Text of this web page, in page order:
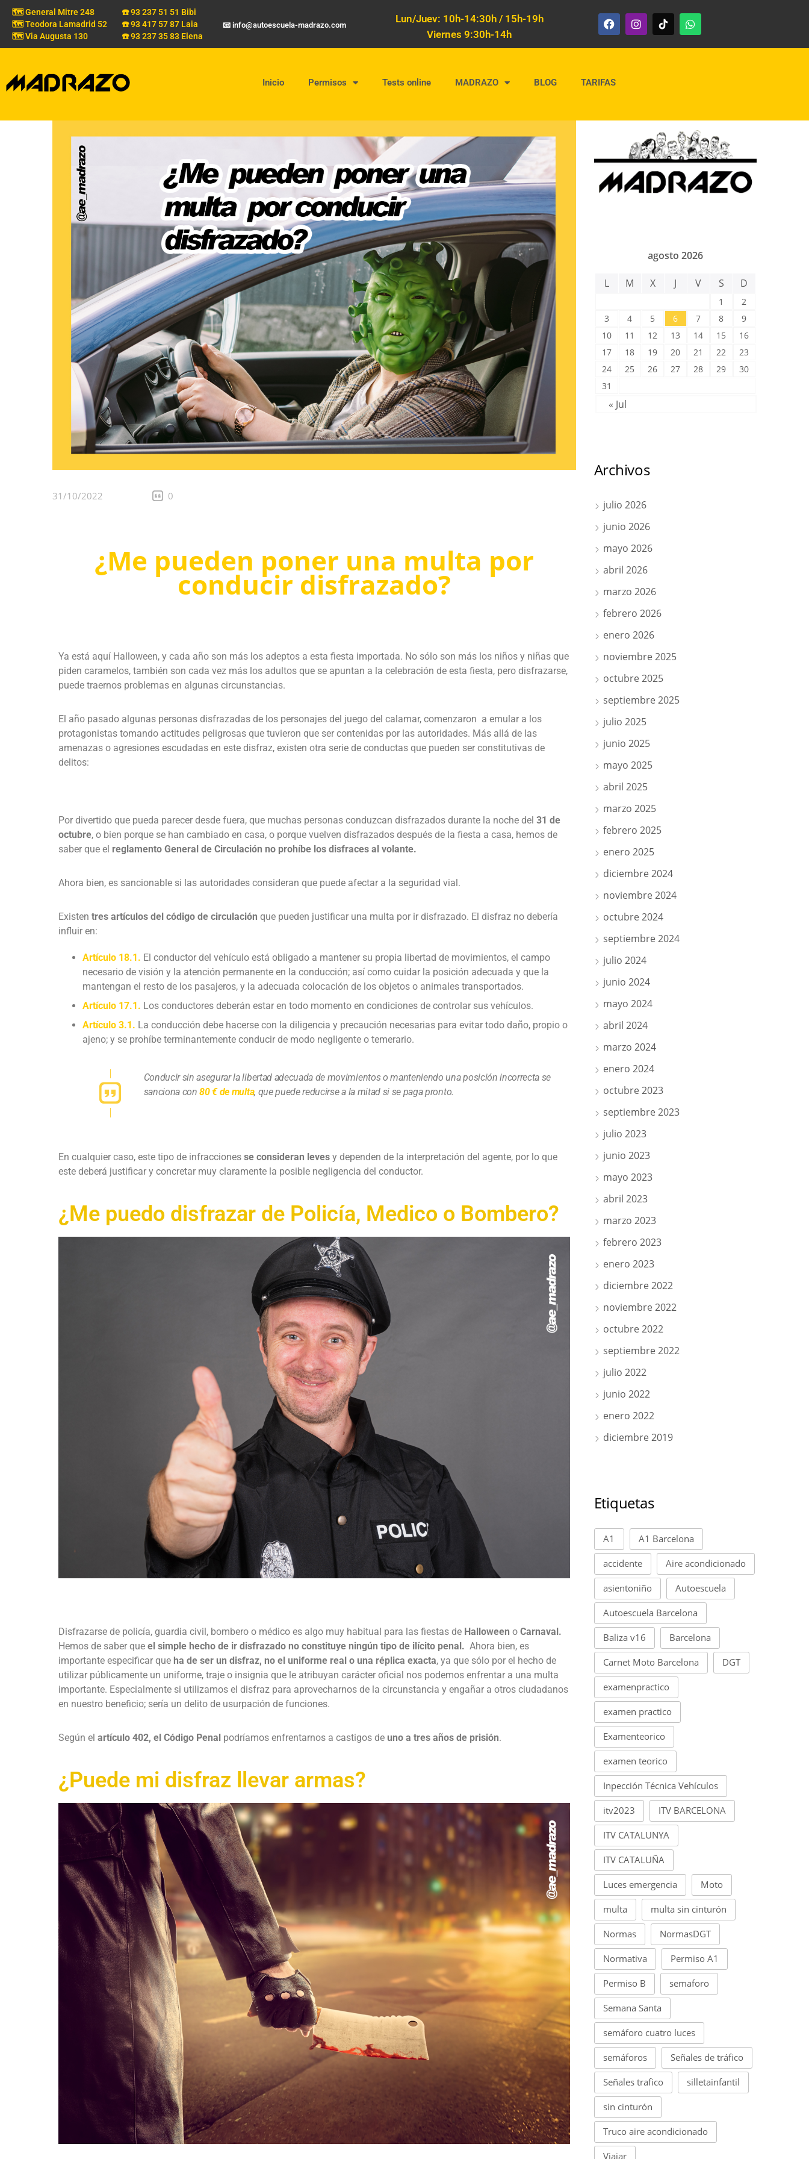
🗺️ General Mitre 248
🗺️ Teodora Lamadrid 52
🗺️ Via Augusta 130
☎️ 93 237 51 51 Bibi
☎️ 93 417 57 87 Laia
☎️ 93 237 35 83 Elena
📧 info@autoescuela-madrazo.com
Lun/Juev: 10h-14:30h / 15h-19h
Viernes 9:30h-14h
Inicio Permisos Tests online MADRAZO BLOG TARIFAS
31/10/2022 0
¿Me pueden poner una multa por
conducir disfrazado?
Ya está aquí Halloween, y cada año son más los adeptos a esta fiesta importada. No sólo son más los niños y niñas que
piden caramelos, también son cada vez más los adultos que se apuntan a la celebración de esta fiesta, pero disfrazarse,
puede traernos problemas en algunas circunstancias.
El año pasado algunas personas disfrazadas de los personajes del juego del calamar, comenzaron a emular a los
protagonistas tomando actitudes peligrosas que tuvieron que ser contenidas por las autoridades. Más allá de las
amenazas o agresiones escudadas en este disfraz, existen otra serie de conductas que pueden ser constitutivas de
delitos:
Por divertido que pueda parecer desde fuera, que muchas personas conduzcan disfrazados durante la noche del 31 de
octubre, o bien porque se han cambiado en casa, o porque vuelven disfrazados después de la fiesta a casa, hemos de
saber que el reglamento General de Circulación no prohíbe los disfraces al volante.
Ahora bien, es sancionable si las autoridades consideran que puede afectar a la seguridad vial.
Existen tres artículos del código de circulación que pueden justificar una multa por ir disfrazado. El disfraz no debería
influir en:
Artículo 18.1. El conductor del vehículo está obligado a mantener su propia libertad de movimientos, el campo
necesario de visión y la atención permanente en la conducción; así como cuidar la posición adecuada y que la
mantengan el resto de los pasajeros, y la adecuada colocación de los objetos o animales transportados.
Artículo 17.1. Los conductores deberán estar en todo momento en condiciones de controlar sus vehículos.
Artículo 3.1. La conducción debe hacerse con la diligencia y precaución necesarias para evitar todo daño, propio o
ajeno; y se prohíbe terminantemente conducir de modo negligente o temerario.
Conducir sin asegurar la libertad adecuada de movimientos o manteniendo una posición incorrecta se
sanciona con80 € de multa, que puede reducirse a la mitad si se paga pronto.
En cualquier caso, este tipo de infracciones se consideran levesy dependen de la interpretación del agente, por lo que
este deberá justificar y concretar muy claramente la posible negligencia del conductor.
¿Me puedo disfrazar de Policía, Medico o Bombero?
Disfrazarse de policía, guardia civil, bombero o médico es algo muy habitual para las fiestas de Halloween o Carnaval.
Hemos de saber que el simple hecho de ir disfrazado no constituye ningún tipo de ilícito penal. Ahora bien, es
importante especificar que ha de ser un disfraz, no el uniforme real o una réplica exacta, ya que sólo por el hecho de
utilizar públicamente un uniforme, traje o insignia que le atribuyan carácter oficial nos podemos enfrentar a una multa
importante. Especialmente si utilizamos el disfraz para aprovecharnos de la circunstancia y engañar a otros ciudadanos
en nuestro beneficio; sería un delito de usurpación de funciones.
Según el artículo 402, el Código Penalpodríamos enfrentarnos a castigos de uno a tres años de prisión.
¿Puede mi disfraz llevar armas?
agosto 2026
L M X J V S D
1
2
3
4 5 6 7 8
9
10
11 12 13 14 15
16
17
18 19 20 21 22
23
24
25 26 27 28 29
30
31
« Jul
Archivos
julio 2026
junio 2026
mayo 2026
abril 2026
marzo 2026
febrero 2026
enero 2026
noviembre 2025
octubre 2025
septiembre 2025
julio 2025
junio 2025
mayo 2025
abril 2025
marzo 2025
febrero 2025
enero 2025
diciembre 2024
noviembre 2024
octubre 2024
septiembre 2024
julio 2024
junio 2024
mayo 2024
abril 2024
marzo 2024
enero 2024
octubre 2023
septiembre 2023
julio 2023
junio 2023
mayo 2023
abril 2023
marzo 2023
febrero 2023
enero 2023
diciembre 2022
noviembre 2022
octubre 2022
septiembre 2022
julio 2022
junio 2022
enero 2022
diciembre 2019
Etiquetas
A1 A1 Barcelona
accidente Aire acondicionado
asientoniño Autoescuela
Autoescuela Barcelona
Baliza v16 Barcelona
Carnet Moto Barcelona DGT
examenpractico
examen practico
Examenteorico
examen teorico
Inpección Técnica Vehículos
itv2023 ITV BARCELONA
ITV CATALUNYA
ITV CATALUÑA
Luces emergencia Moto
multa multa sin cinturón
Normas NormasDGT
Normativa Permiso A1
Permiso B semaforo
Semana Santa
semáforo cuatro luces
semáforos Señales de tráfico
Señales trafico silletainfantil
sin cinturón
Truco aire acondicionado
Viajar